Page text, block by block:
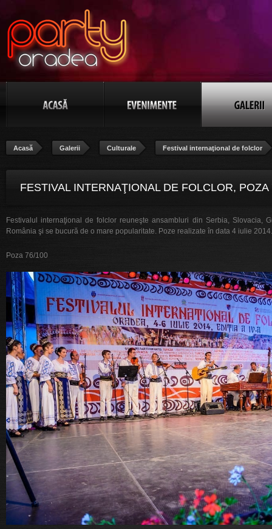
Acasă Galerii Culturale Festival internaţional de folclor
FESTIVAL INTERNAŢIONAL DE FOLCLOR, POZA
Festivalul internaţional de folclor reuneşte ansambluri din Serbia, Slovacia,
România şi se bucură de o mare popularitate. Poze realizate în data 4 iulie 2014.
Poza 76/100